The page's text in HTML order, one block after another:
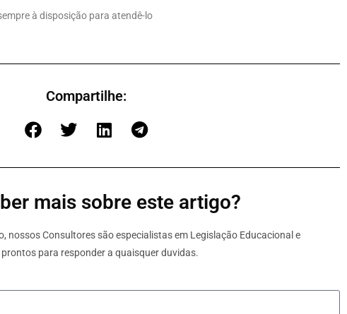
à disposição para atendê-lo
Compartilhe:
mais sobre este artigo?
nossos Consultores são especialistas em Legislação Educacional e
para responder a quaisquer duvidas.